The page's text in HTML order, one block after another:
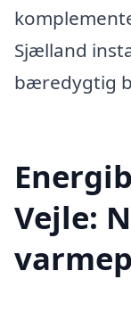
Sjælland
bæredygtig
Vejle: